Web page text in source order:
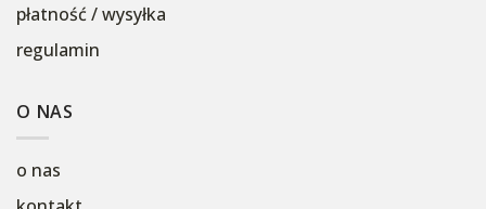
płatność / wysyłka
regulamin
O NAS
o nas